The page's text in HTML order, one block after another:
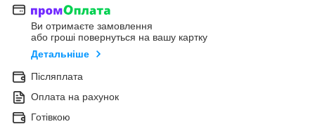
Ви отримаєте замовлення
або гроші повернуться на вашу картку
Детальніше
Післяплата
Оплата на рахунок
Готівкою